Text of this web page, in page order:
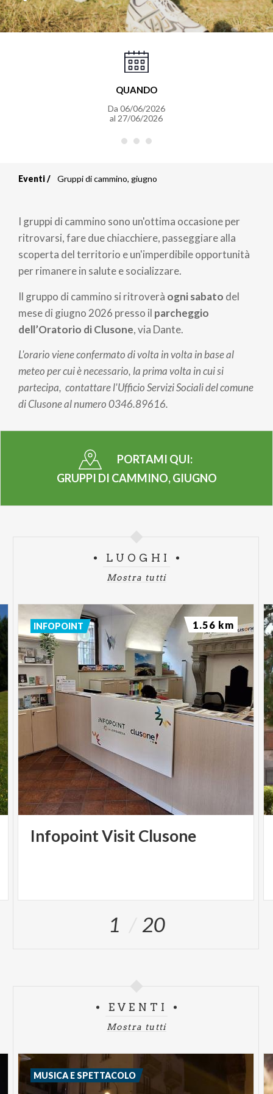
QUANDO
Da 06/06/2026
al 27/06/2026
di
pane
Eventi Gruppi di cammino, giugno
I gruppi di cammino sono un'ottima occasione per
ritrovarsi, fare due chiacchiere, passeggiare alla
scoperta del territorio e un'imperdibile opportunità
per rimanere in salute e socializzare.
Il gruppo di cammino si ritroverà ogni sabato del
mese di giugno 2026 presso il parcheggio
dell’Oratorio di Clusone, via Dante.
L'orario viene confermato di volta in volta in base al
meteo per cui è necessario, la prima volta in cui si
partecipa, contattare l'Ufficio Servizi Sociali del comune
di Clusone al numero 0346.89616.
PORTAMI QUI:
GRUPPI DI CAMMINO, GIUGNO
LUOGHI
Mostra tutti
InfopointVisitClusone
INFOPOINT 1.56 km
1 20
EVENTI
Mostra tutti
MUSICA E SPETTACOLO